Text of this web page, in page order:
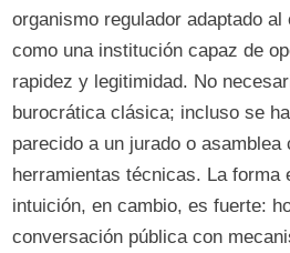
organismo regulador adaptado
como una institución capaz de
rapidez y legitimidad. No
burocrática clásica; incluso se
parecido a un jurado o asamblea
herramientas técnicas. La forma
intuición, en cambio, es fuerte:
conversación pública con